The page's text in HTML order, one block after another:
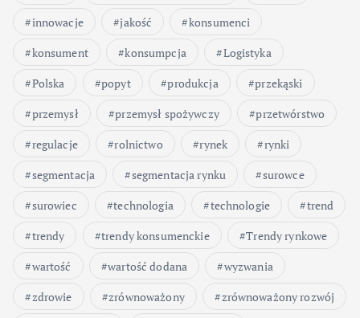
innowacje
jakość
konsumenci
konsument
konsumpcja
Logistyka
Polska
popyt produkcja
przekąski
przemysł
przemysł spożywczy
przetwórstwo
regulacje
rolnictwo rynek
rynki
segmentacja
segmentacja rynku
surowce
surowiec
technologia technologie
trend
trendy
trendy konsumenckie
Trendy rynkowe
wartość
wartość dodana
wyzwania
zdrowie
zrównoważony
zrównoważony rozwój